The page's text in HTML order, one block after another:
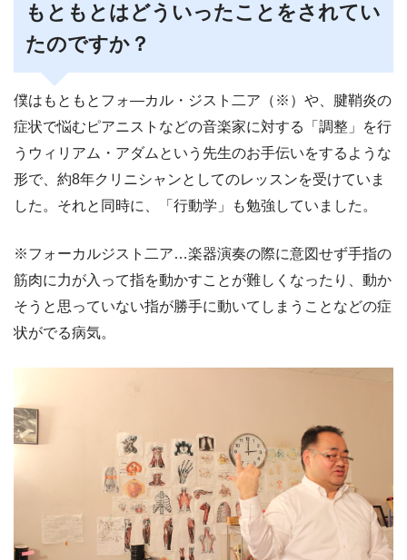
もともとはどういったことをされてい
たのですか？
僕はもともとフォ―カル・ジスト二ア（※）や、腱鞘炎の
症状で悩むピアニストなどの音楽家に対する「調整」を行
うウィリアム・アダムという先生のお手伝いをするような
形で、約8年クリニシャンとしてのレッスンを受けていま
した。それと同時に、「行動学」も勉強していました。
※フォーカルジスト二ア…楽器演奏の際に意図せず手指の
筋肉に力が入って指を動かすことが難しくなったり、動か
そうと思っていない指が勝手に動いてしまうことなどの症
状がでる病気。